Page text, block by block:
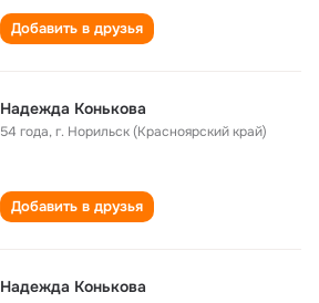
Добавить в друзья
Надежда Конькова
54 года,г. Норильск (Красноярский край)
Добавить в друзья
Надежда Конькова